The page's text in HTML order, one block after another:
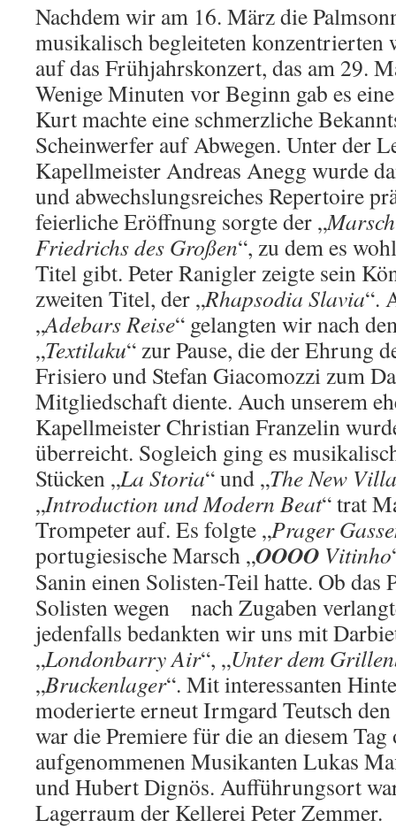
Nachdem wir am 16. März die
musikalisch begleiteten konzentrierten
auf das Frühjahrskonzert, das am 29.
Wenige Minuten vor Beginn gab es
Kurt machte eine schmerzliche
Scheinwerfer auf Abwegen. Unter der
Kapellmeister Andreas Anegg wurde
und abwechslungsreiches Repertoire
feierliche Eröffnung sorgte der „
Friedrichs des Großen“, zu dem es
Titel gibt. Peter Ranigler zeigte sein
zweiten Titel, der „Rhapsodia Slavia“.
„Adebars Reise“ gelangten wir nach
„Textilaku“ zur Pause, die der Ehrung
Frisiero und Stefan Giacomozzi zum
Mitgliedschaft diente. Auch unserem
Kapellmeister Christian Franzelin
überreicht. Sogleich ging es
Stücken „La Storia“ und „The New
„Introduction und Modern Beat“ trat
Trompeter auf. Es folgte „Prager
portugiesische Marsch „OOOO Vitinho
Sanin einen Solisten-Teil hatte. Ob
Solisten wegen nach Zugaben
jedenfalls bedankten wir uns mit
„Londonbarry Air“, „Unter dem
„Bruckenlager“. Mit interessanten
moderierte erneut Irmgard Teutsch
war die Premiere für die an diesem
aufgenommenen Musikanten Lukas
und Hubert Dignös. Aufführungsort
Lagerraum der Kellerei Peter Zemmer.